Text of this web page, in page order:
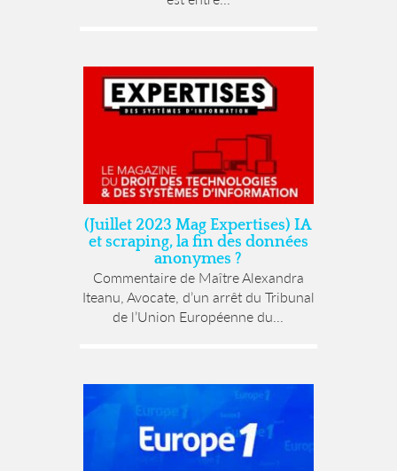
(Juillet 2023 Mag Expertises) IA
et scraping, la fin des données
anonymes ?
Commentaire de Maître Alexandra
Iteanu, Avocate, d’un arrêt du Tribunal
de l’Union Européenne du...